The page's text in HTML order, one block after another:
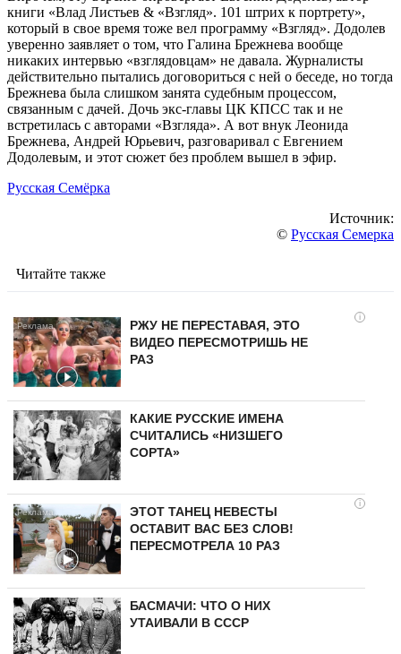
книги «Влад Листьев & «Взгляд». 101 штрих к портрету»,
который в свое время тоже вел программу «Взгляд». Додолев
уверенно заявляет о том, что Галина Брежнева вообще
никаких интервью «взглядовцам» не давала. Журналисты
действительно пытались договориться с ней о беседе, но тогда
Брежнева была слишком занята судебным процессом,
связанным с дачей. Дочь экс-главы ЦК КПСС так и не
встретилась с авторами «Взгляда». А вот внук Леонида
Брежнева, Андрей Юрьевич, разговаривал с Евгением
Додолевым, и этот сюжет без проблем вышел в эфир.
Русская Семёрка
Источник:
© Русская Семерка
Читайте также
i
РЖУ НЕ ПЕРЕСТАВАЯ, ЭТО
ВИДЕО ПЕРЕСМОТРИШЬ НЕ
РАЗ
КАКИЕ РУССКИЕ ИМЕНА
СЧИТАЛИСЬ «НИЗШЕГО
СОРТА»
i
ЭТОТ ТАНЕЦ НЕВЕСТЫ
ОСТАВИТ ВАС БЕЗ СЛОВ!
ПЕРЕСМОТРЕЛА 10 РАЗ
БАСМАЧИ: ЧТО О НИХ
УТАИВАЛИ В СССР